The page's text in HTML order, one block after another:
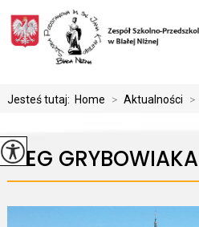
Jesteś tutaj: Home > Aktualności >
BIEG GRYBOWIAKA